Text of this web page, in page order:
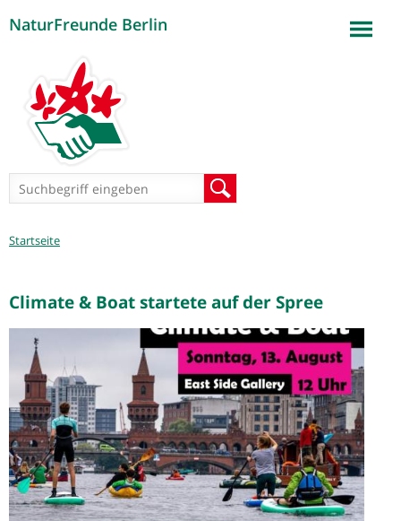
NaturFreunde Berlin
Suchformular
Sie
Startseite
Climate & Boat startete auf der Spree